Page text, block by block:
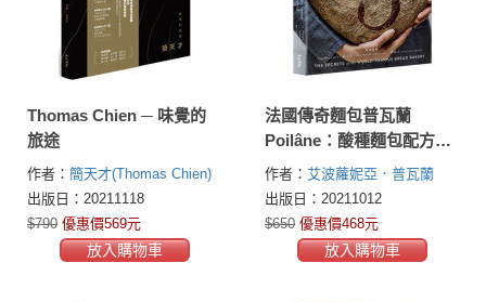
Thomas Chien ─ 味覺的
旅途
作者： 簡天才(Thomas Chien)
出版日：20211118
$790 優惠價569元
放入購物車
法國傳奇麵包普瓦蘭
Poilâne：酸種麵包配方x
百道食譜x技藝心法大公開
作者： 艾波蘿妮亞．普瓦蘭
(Apollonia Poilane)
出版日：20211012
$650 優惠價468元
放入購物車